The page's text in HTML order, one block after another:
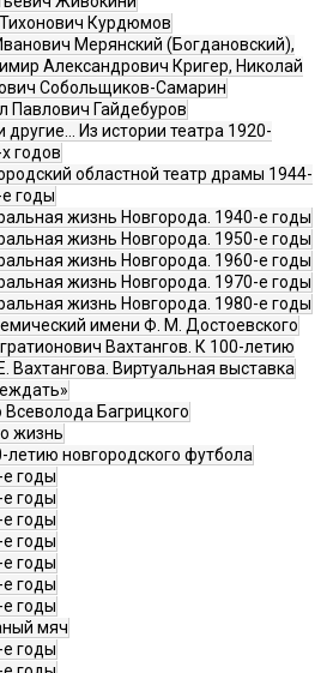
Тихонович Курдюмов
Мерянский (Богдановский),
Александрович Кригер, Николай
Собольщиков-Самарин
Павлович Гайдебуров
другие… Из истории театра 1920-
годов
областной театр драмы 1944-
годы
жизнь Новгорода. 1940-е годы
жизнь Новгорода. 1950-е годы
жизнь Новгорода. 1960-е годы
жизнь Новгорода. 1970-е годы
жизнь Новгорода. 1980-е годы
имени Ф. М. Достоевского
Вахтангов. К 100-летию
Вахтангова. Виртуальная выставка
Всеволода Багрицкого
жизнь
летию новгородского футбола
годы
годы
годы
годы
годы
годы
годы
мяч
годы